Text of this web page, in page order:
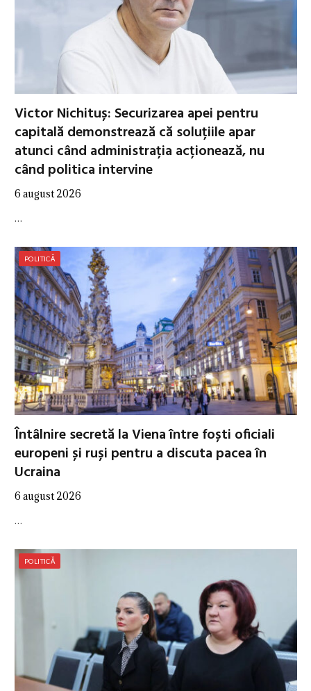
Victor Nichituș: Securizarea apei pentru
capitală demonstrează că soluțiile apar
atunci când administrația acționează, nu
când politica intervine
6 august 2026
…
POLITICĂ
Întâlnire secretă la Viena între foști oficiali
europeni și ruși pentru a discuta pacea în
Ucraina
6 august 2026
…
POLITICĂ